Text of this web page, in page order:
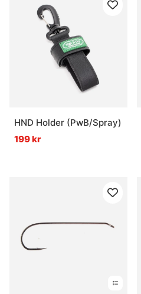
HND Holder (PwB/Spray)
199 kr